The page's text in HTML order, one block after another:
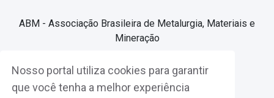
Nosso portal utiliza cookies para garantir
que você tenha a melhor experiência
ABM - Associação Brasileira de Metalurgia, Materiais e
Mineração
Associe-se